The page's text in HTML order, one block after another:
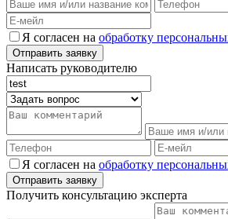
Я согласен на обработку
Написать руководителю
Я согласен на обработку
Получить консультацию эксперта